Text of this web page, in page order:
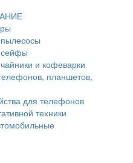
и кофеварки
планшетов,
для телефонов
техники